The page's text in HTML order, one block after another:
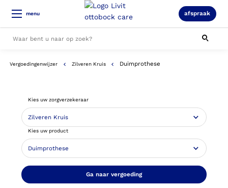
menu afspraak
Alle resultaten
Vergoedingenwijzer Zilveren Kruis Duimprothese
Kies uw zorgverzekeraar
Kies uw product
Ga naar vergoeding